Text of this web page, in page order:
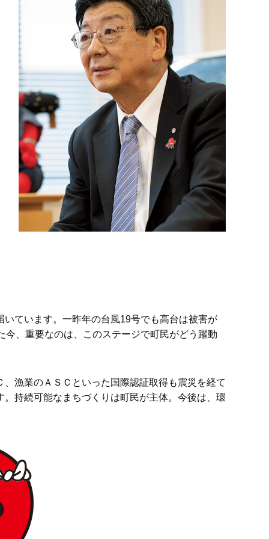
ています。一昨年の台風19号でも高台は被害が
、重要なのは、このステージで町民がどう躍動
漁業のＡＳＣといった国際認証取得も震災を経て
持続可能なまちづくりは町民が主体。今後は、環